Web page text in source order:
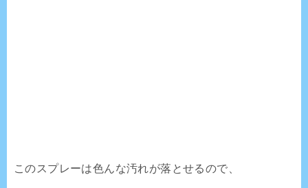
このスプレーは色んな汚れが落とせるので、